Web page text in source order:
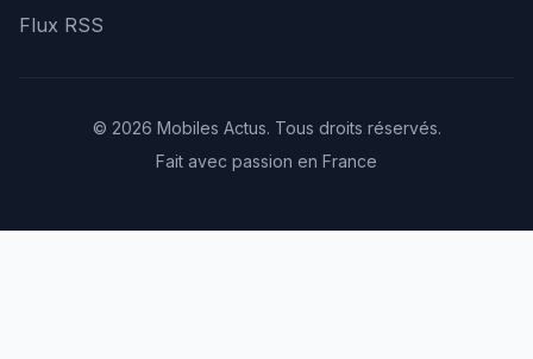
Flux RSS
© 2026 Mobiles Actus. Tous droits réservés.
Fait avec passion en France